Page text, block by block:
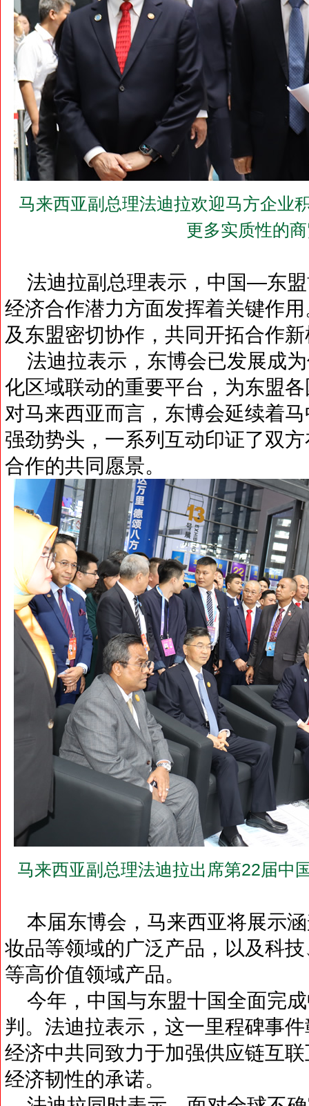
马来西亚副总理法迪拉欢迎马方企业
更多实质性的
法迪拉副总理表示，中国—东
经济合作潜力方面发挥着关键作
及东盟密切协作，共同开拓合作
法迪拉表示，东博会已发展成
化区域联动的重要平台，为东盟
对马来西亚而言，东博会延续着
强劲势头，一系列互动印证了双
合作的共同愿景。
马来西亚副总理法迪拉出席第22届
本届东博会，马来西亚将展示
妆品等领域的广泛产品，以及科
等高价值领域产品。
今年，中国与东盟十国全面完
判。法迪拉表示，这一里程碑事
经济中共同致力于加强供应链互
经济韧性的承诺。